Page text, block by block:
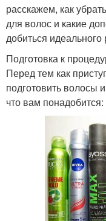
расскажем, как
для волос и какие
добиться идеального
Подготовка к
Перед тем как
подготовить волосы
что вам понадобится: